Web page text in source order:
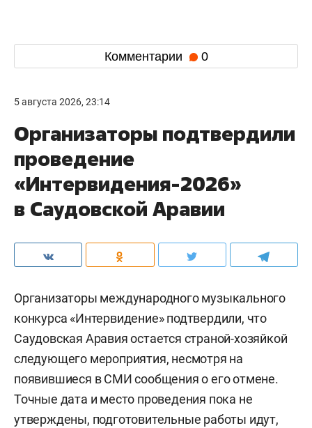
Комментарии 0
5 августа 2026, 23:14
Организаторы подтвердили
проведение
«Интервидения-2026»
в Саудовской Аравии
Организаторы международного музыкального
конкурса «Интервидение» подтвердили, что
Саудовская Аравия остается страной-хозяйкой
следующего мероприятия, несмотря на
появившиеся в СМИ сообщения о его отмене.
Точные дата и место проведения пока не
утверждены, подготовительные работы идут,